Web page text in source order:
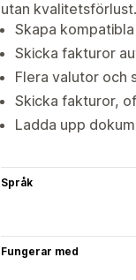
utan kvalitetsförlust.
Skapa
Skicka fakturor
Flera valutor och
Skicka fakturor,
Ladda upp
Språk
Fungerar med